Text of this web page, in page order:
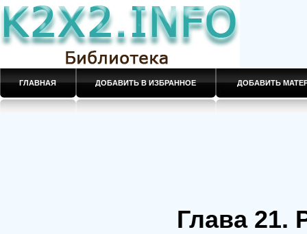
ГЛАВНАЯ ДОБАВИТЬ В ИЗБРАННОЕ ДОБАВИТЬ
Глава